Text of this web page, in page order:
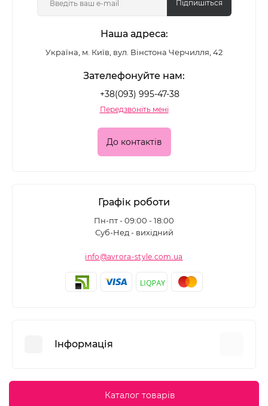
Підпишіться
Наша адреса:
Україна, м. Київ, вул. Вінстона Черчилля, 42
Зателефонуйте нам:
+38(093) 995-47-38
Передзвоніть мені
До контактів
Графік роботи
Пн-пт - 09:00 - 18:00
Суб-Нед - вихідний
info@avrora-style.com.ua
Інформація
Угода користувачаКаталог товарів